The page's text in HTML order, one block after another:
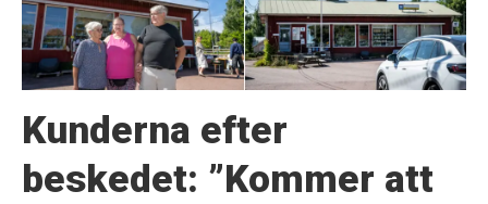
Kunderna efter
beskedet: ”Kommer att